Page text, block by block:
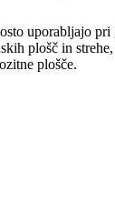
uporabljajo
plošč in
plošče.